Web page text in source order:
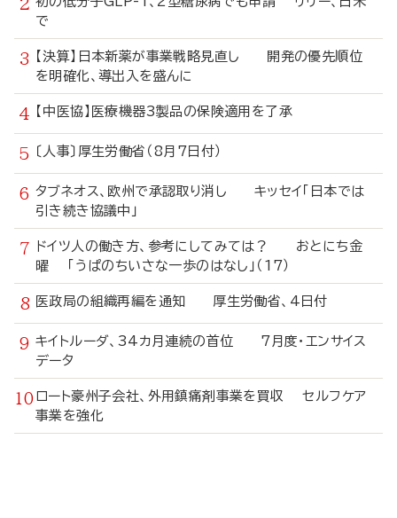
で
【決算】日本新薬が事業戦略見直し 開発の優先順位
を明確化、導出入を盛んに
【中医協】医療機器3製品の保険適用を了承
〔人事〕厚生労働省（8月7日付）
タブネオス、欧州で承認取り消し キッセイ「日本では
引き続き協議中」
ドイツ人の働き方、参考にしてみては？ おとにち金
曜 「うぱのちいさな一歩のはなし」（17）
医政局の組織再編を通知 厚生労働省、4日付
キイトルーダ、34カ月連続の首位 7月度・エンサイス
データ
ロート豪州子会社、外用鎮痛剤事業を買収 セルフケア
事業を強化